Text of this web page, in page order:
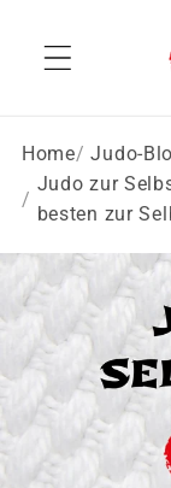
Inhalt
Home
Judo-
Judo zur
besten zur